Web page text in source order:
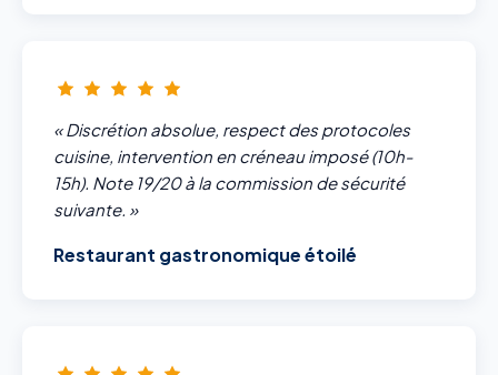
« Discrétion absolue, respect des protocoles
cuisine, intervention en créneau imposé (10h-
15h). Note 19/20 à la commission de sécurité
suivante. »
Restaurant gastronomique étoilé